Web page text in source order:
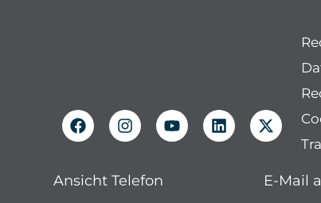
Ansicht Telefon E-Mail